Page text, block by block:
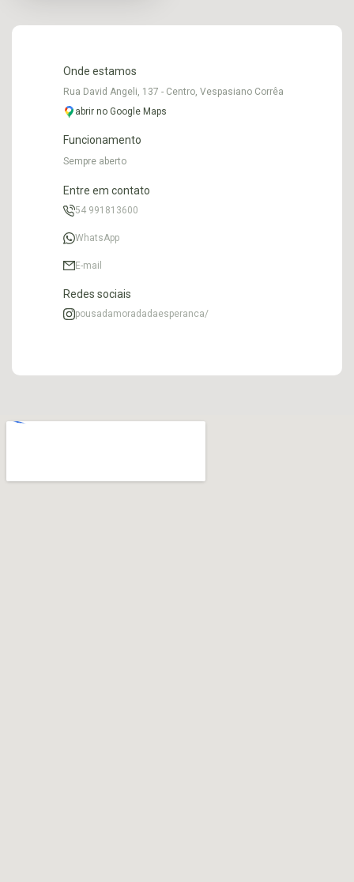
Onde estamos
Rua David Angeli, 137 - Centro, Vespasiano Corrêa
abrir no Google Maps
Funcionamento
Sempre aberto
Entre em contato
54 991813600
WhatsApp
E-mail
Redes sociais
pousadamoradadaesperanca/